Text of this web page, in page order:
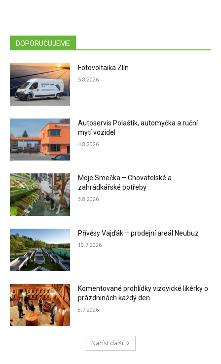
DOPORUČUJEME
Fotovoltaika Zlín
5.8.2026
Autoservis Polaštík, automyčka a ruční
mytí vozidel
4.8.2026
Moje Smečka – Chovatelské a
zahrádkářské potřeby
3.8.2026
Přívěsy Vajďák – prodejní areál Neubuz
10.7.2026
Komentované prohlídky vizovické likérky o
prázdninách každý den.
8.7.2026
Načíst další